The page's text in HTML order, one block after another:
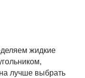
жидкие
лучше выбрать